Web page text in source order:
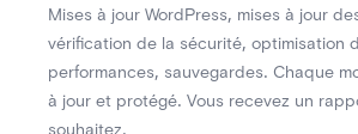
Mises à jour WordPress, mises à jour
vérification de la sécurité, optimisation
performances, sauvegardes. Chaque
à jour et protégé. Vous recevez un
souhaitez.